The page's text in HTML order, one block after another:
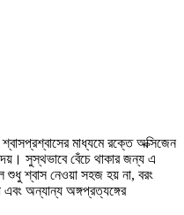
মাধ্যমে রক্তে অক্সিজেন
সুস্থভাবে বেঁচে থাকার জন্য এ
শ্বাস নেওয়া সহজ হয় না, বরং
এবং অন্যান্য অঙ্গপ্রত্যঙ্গের